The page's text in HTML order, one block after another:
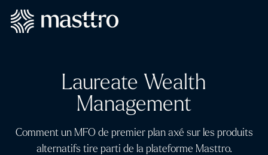
Laureate Wealth
Management
Comment un MFO de premier plan axé sur les produits
alternatifs tire parti de la plateforme Masttro.